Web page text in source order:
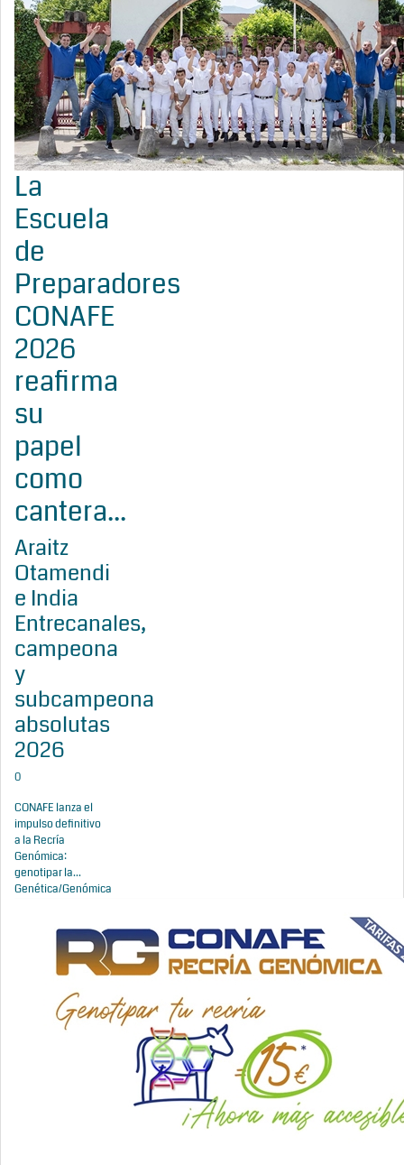
La
Escuela
de
Preparadores
CONAFE
2026
reafirma
su
papel
como
cantera...
Araitz
Otamendi
e India
Entrecanales,
campeona
y
subcampeona
absolutas
2026
0
CONAFE lanza el
impulso definitivo
a la Recría
Genómica:
genotipar la...
Genética/Genómica